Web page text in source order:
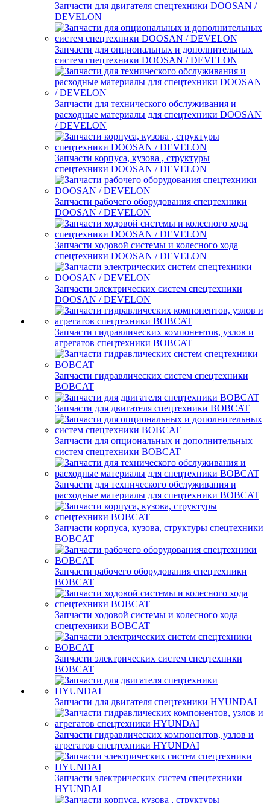
Запчасти для двигателя спецтехники DOOSAN /
DEVELON
Запчасти для опциональных и дополнительных
систем спецтехники DOOSAN / DEVELON
Запчасти для технического обслуживания и
расходные материалы для спецтехники DOOSAN
/ DEVELON
Запчасти корпуса, кузова , структуры
спецтехники DOOSAN / DEVELON
Запчасти рабочего оборудования спецтехники
DOOSAN / DEVELON
Запчасти ходовой системы и колесного хода
спецтехники DOOSAN / DEVELON
Запчасти электрических систем спецтехники
DOOSAN / DEVELON
Запчасти гидравлических компонентов, узлов и
агрегатов спецтехники BOBCAT
Запчасти гидравлических систем спецтехники
BOBCAT
Запчасти для двигателя спецтехники BOBCAT
Запчасти для опциональных и дополнительных
систем спецтехники BOBCAT
Запчасти для технического обслуживания и
расходные материалы для спецтехники BOBCAT
Запчасти корпуса, кузова, структуры спецтехники
BOBCAT
Запчасти рабочего оборудования спецтехники
BOBCAT
Запчасти ходовой системы и колесного хода
спецтехники BOBCAT
Запчасти электрических систем спецтехники
BOBCAT
Запчасти для двигателя спецтехники HYUNDAI
Запчасти гидравлических компонентов, узлов и
агрегатов спецтехники HYUNDAI
Запчасти электрических систем спецтехники
HYUNDAI